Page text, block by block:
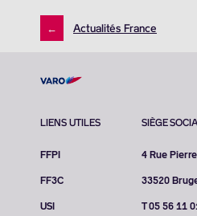
← Actualités France
LIENS UTILES
FFPI
FF3C
USI
SIÈGE
4 Rue
33520
T 05 56 11